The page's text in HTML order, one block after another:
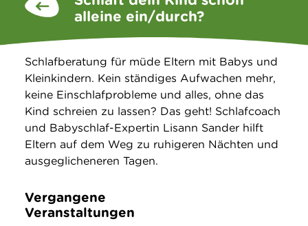
Über uns
Suche
alleine ein/durch?
Schlafberatung für müde Eltern mit Babys und
Kleinkindern. Kein ständiges Aufwachen mehr,
keine Einschlafprobleme und alles, ohne das
Kind schreien zu lassen? Das geht! Schlafcoach
und Babyschlaf-Expertin Lisann Sander hilft
Eltern auf dem Weg zu ruhigeren Nächten und
ausgeglicheneren Tagen.
Vergangene
Veranstaltungen